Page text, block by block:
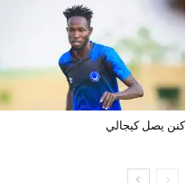
كنن يصل كيجالي